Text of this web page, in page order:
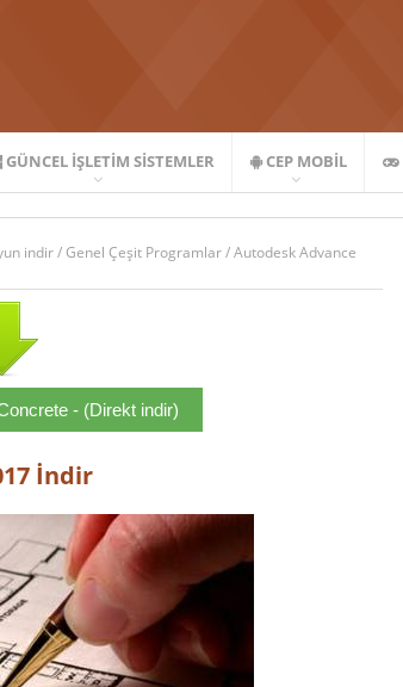
GÜNCEL İŞLETIM SISTEMLER CEP MOBIL
indir/Genel Çeşit Programlar/Autodesk Advance
- (Direkt indir)
İndir